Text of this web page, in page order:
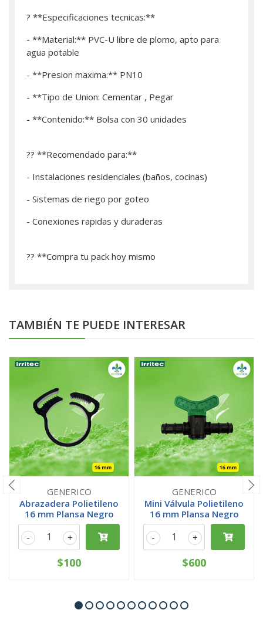
? **Especificaciones tecnicas:**
- **Material:** PVC-U libre de plomo, apto para
agua potable
- **Presion maxima:** PN10
- **Tipo de Union: Cementar , Pegar
- **Contenido:** Bolsa con 30 unidades
?? **Recomendado para:**
- Instalaciones residenciales (baños, cocinas)
- Sistemas de riego por goteo
- Conexiones rapidas y duraderas
?? **­Compra tu pack hoy mismo
TAMBIÉN TE PUEDE INTERESAR
GENERICO
Abrazadera Polietileno
16 mm Plansa Negro
+
-
$100
GENERICO
Mini Válvula Polietileno
16 mm Plansa Negro
+
-
$600